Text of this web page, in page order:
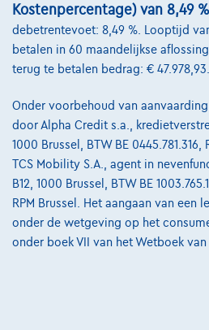
Kostenpercentage) van 8,49
debetrentevoet: 8,49 %. Looptijd
betalen in 60 maandelijkse
terug te betalen bedrag: € 47.978,93.
Onder voorbehoud van
door Alpha Credit s.a.,
1000 Brussel, BTW BE
TCS Mobility S.A., agent in
B12, 1000 Brussel, BTW BE
RPM Brussel. Het aangaan van een
onder de wetgeving op het
onder boek VII van het Wetboek
Onze partners
Onze team
Contact
@2024 TCS Mobility SA/NV
Algemene Voorwaarden
Privacyverklaring